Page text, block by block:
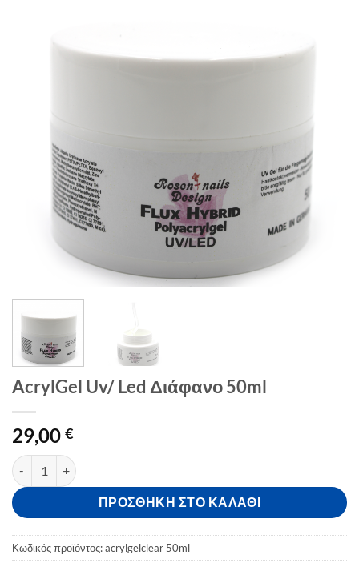
AcrylGel Uv/ Led Διάφανο 50ml
29,00 €
AcrylGel Uv/ Led Διάφανο 50ml ποσότητα
ΠΡΟΣΘΉΚΗ ΣΤΟ ΚΑΛΆΘΙ
Κωδικός προϊόντος:acrylgelclear 50ml